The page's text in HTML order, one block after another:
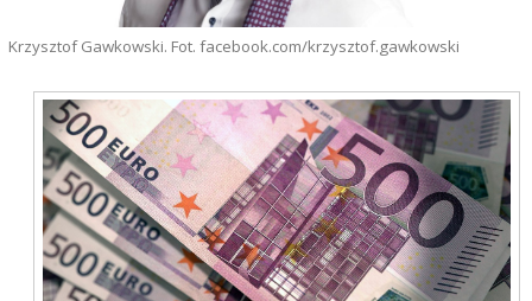
Krzysztof Gawkowski. Fot. facebook.com/krzysztof.gawkowski